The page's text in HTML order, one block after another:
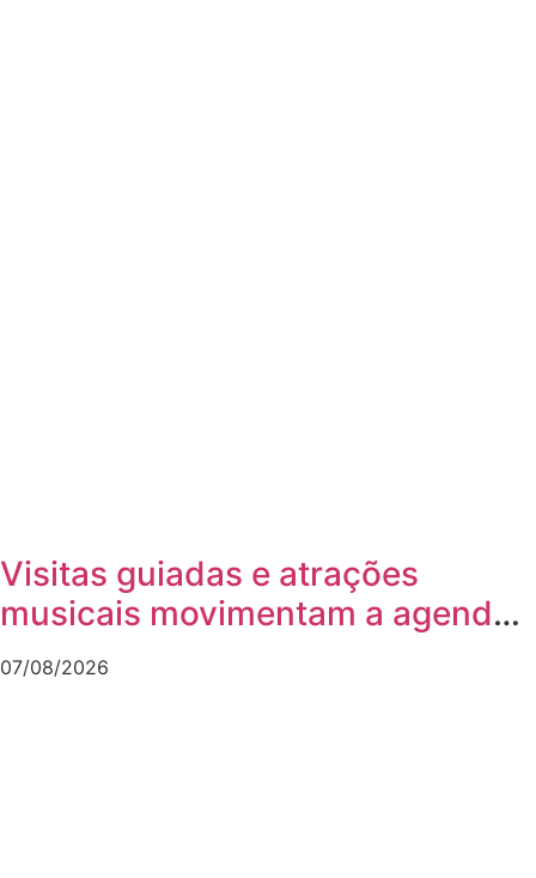
Visitas guiadas e atrações
musicais movimentam a agenda
cultural da semana em Joinville
07/08/2026